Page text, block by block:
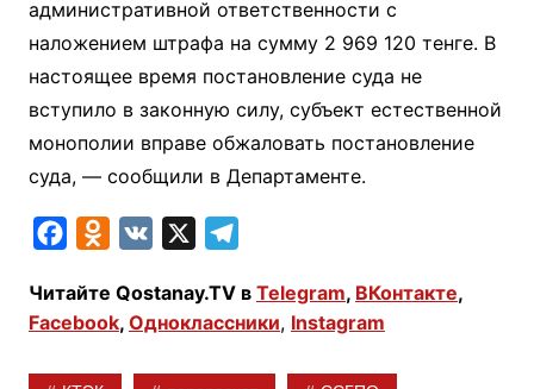
административной ответственности с
наложением штрафа на сумму 2 969 120 тенге. В
настоящее время постановление суда не
вступило в законную силу, субъект естественной
монополии вправе обжаловать постановление
суда, — сообщили в Департаменте.
c
e
n
o
l
e
Читайте Qostanay.TV в Telegram, ВКонтакте,
Facebook, Одноклассники, Instagram